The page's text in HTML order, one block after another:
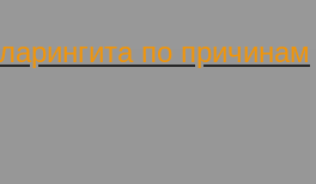
по причинам